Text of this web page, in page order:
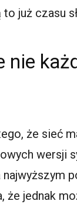
już czasu
nie
że sieć
wersji
jednak